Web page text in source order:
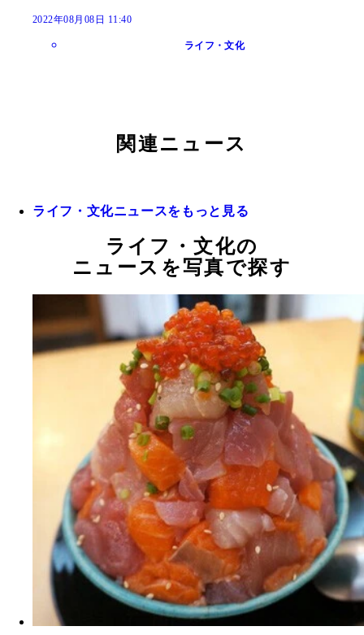
2022年08月08日 11:40
ライフ・文化
関連ニュース
ライフ・文化ニュースをもっと見る
ライフ・文化の
ニュースを写真で探す